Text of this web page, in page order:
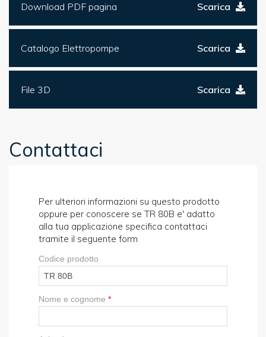
Download PDF pagina Scarica
Catalogo Elettropompe Scarica
File 3D Scarica
Contattaci
Per ulteriori informazioni su questo prodotto
oppure per conoscere se TR 80B e' adatto
alla tua applicazione specifica contattaci
tramite il seguente form